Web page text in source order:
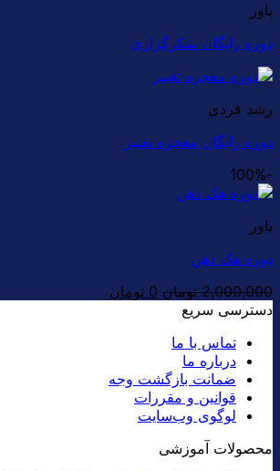
باور
دوره رایگان شکرگزاری
رشد فردی
دوره رایگان معجزه تغییر
-100%
باور
دوره هک ذهن
2,000,000 تومان قیمت
0 تومان
دسترسی سریع
تماس با ما
درباره ما
ضمانت بازگشت وجه
قوانین و مقررات
لوگوی وب‌سایت
محصولات آموزشی